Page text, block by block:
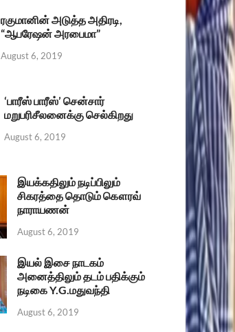
ரகுமானின் அடுத்த அதிரடி,
“ஆபரேஷன் அரபைமா”
August 6, 2019
‘பாரீஸ் பாரீஸ்’ சென்சார்
மறுபரிசீலனைக்கு செல்கிறது
August 6, 2019
இயக்கதிலும் நடிப்பிலும்
சிகரத்தை தொடும் கௌரவ்
நாராயணன்
August 6, 2019
இயல் இசை நாடகம்
அனைத்திலும் தடம் பதிக்கும்
நடிகை Y.G.மதுவந்தி
August 6, 2019